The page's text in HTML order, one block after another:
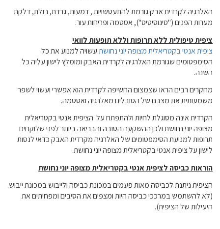
האלרגיה לקרדית אבק גורמת להתעטשויות , דמעות, גרדת, נזלת, דלקת
מערות הפנים ("סינוסיטיס"), אסטמה ופריחות עור.
ציפית טיפולית ללא תרופות וללא תופעות לוואי
ציפית אנטי בקטריאלית מצופה יוני נחושתעשויה למנוע את כל
הסימפטומים שגורמת האלרגיה לקרדית האבק ומומלץ לישון עליה כל
השנה.
מחקרים רבים הראו שצמצום החשיפה לקרדית הוא אפשרי ועשוי לשפר
משמעותית את מצבם של הסובלים מאלרגיה ואסטמה.
הקרדית אינה מסוגלת לחיות ולהתפתח על הציפית אנטי בקטריאלית
מצופה יוני נחושת ולכן ההשקעה הטובה והבריאה ביותר לפני שלוקחים
תרופות למניעת הסימפטומים של האלרגיה מקרדית האבק כדאי לנסות
לישון על ציפית אנטי בקטריאלית מצופה יוני נחושת.
הוראות כביסה לציפית אנטי בקטריאלית מצופה יוני נחושת
הציפית ניתנת לכביסה מאות פעמים במכונת כביסה ולייבוש במכונת ייבוש.
(לא להשתמש במרככי כביסה היות ומצפים את הסיבים ומפחיתים את
היעילות של הציפית).